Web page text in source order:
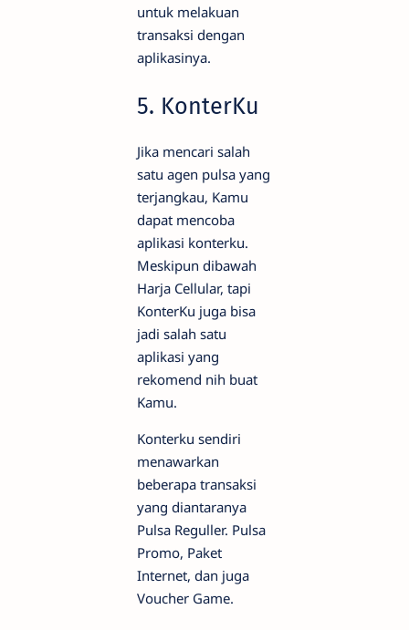
untuk melakuan
transaksi dengan
aplikasinya.
5. KonterKu
Jika mencari salah
satu agen pulsa yang
terjangkau, Kamu
dapat mencoba
aplikasi konterku.
Meskipun dibawah
Harja Cellular, tapi
KonterKu juga bisa
jadi salah satu
aplikasi yang
rekomend nih buat
Kamu.
Konterku sendiri
menawarkan
beberapa transaksi
yang diantaranya
Pulsa Reguller. Pulsa
Promo, Paket
Internet, dan juga
Voucher Game.